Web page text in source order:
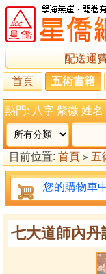
配送運
首頁
五術書籍
熱門: 八字 紫微 姓名
目前位置: 首頁 > 五
您的購物車
七大道師內丹